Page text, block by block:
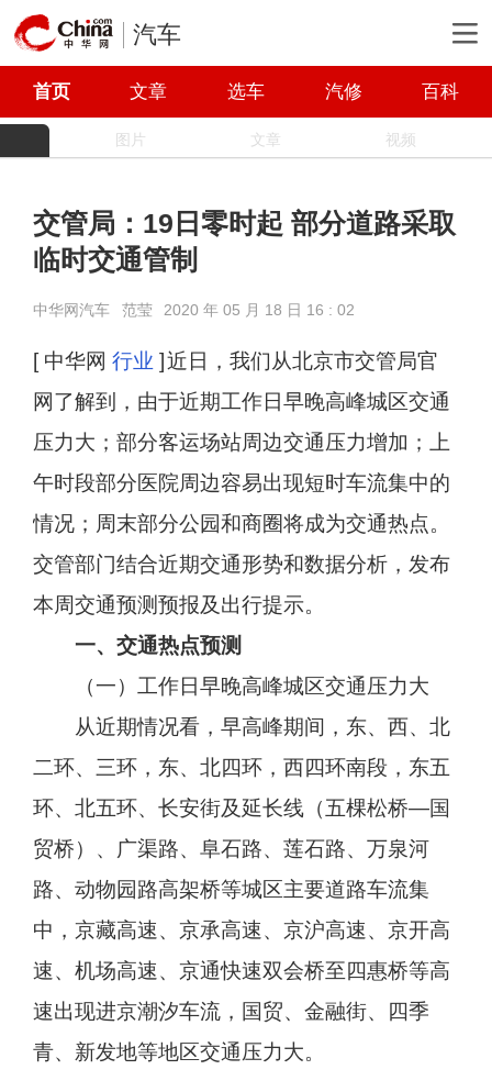
汽车
首页 文章 选车 汽修 百科
图片 文章 视频
交管局：19日零时起 部分道路采取
临时交通管制
中华网汽车 范莹 2020 年 05 月 18 日 16 : 02
[ 中华网 行业 ] 近日，我们从北京市交管局官
网了解到，由于近期工作日早晚高峰城区交通
压力大；部分客运场站周边交通压力增加；上
午时段部分医院周边容易出现短时车流集中的
情况；周末部分公园和商圈将成为交通热点。
交管部门结合近期交通形势和数据分析，发布
本周交通预测预报及出行提示。
一、交通热点预测
（一）工作日早晚高峰城区交通压力大
从近期情况看，早高峰期间，东、西、北
二环、三环，东、北四环，西四环南段，东五
环、北五环、长安街及延长线（五棵松桥—国
贸桥）、广渠路、阜石路、莲石路、万泉河
路、动物园路高架桥等城区主要道路车流集
中，京藏高速、京承高速、京沪高速、京开高
速、机场高速、京通快速双会桥至四惠桥等高
速出现进京潮汐车流，国贸、金融街、四季
青、新发地等地区交通压力大。